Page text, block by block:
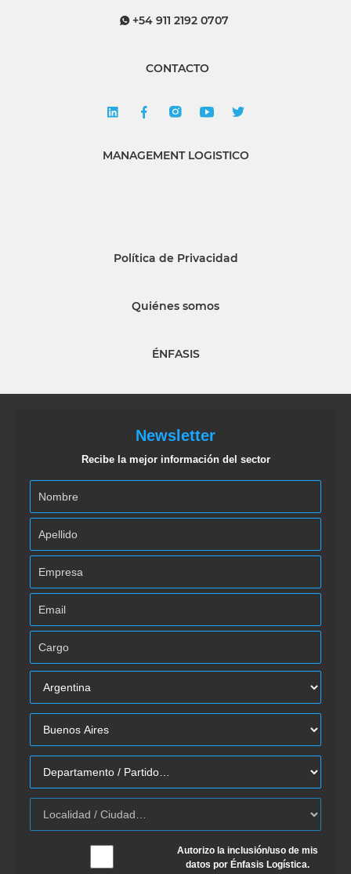
+54 911 2192 0707
CONTACTO
MANAGEMENT LOGISTICO
Política de Privacidad
Quiénes somos
ÉNFASIS
Newsletter
Recibe la mejor información del sector
Autorizo la inclusión/uso de mis
datos por Énfasis Logística.